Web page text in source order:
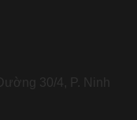
30/4, P. Ninh